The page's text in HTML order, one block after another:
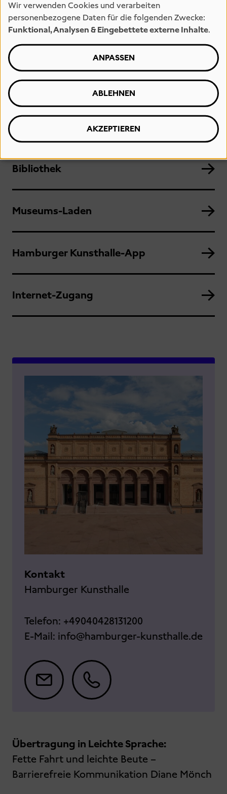
Essen und Trinken
Barriere-Freiheit
Inklusive Angebote
Bibliothek
Museums-Laden
Hamburger Kunsthalle-App
Internet-Zugang
Kontakt
Hamburger Kunsthalle
Telefon: +49040428131200
E-Mail: info@hamburger-kunsthalle.de
Übertragung in Leichte Sprache:
Fette Fahrt und leichte Beute –
Barrierefreie Kommunikation Diane Mönch
Wir verwenden Cookies und verarbeiten
personenbezogene Daten für die folgenden Zwecke:
Funktional, Analysen & Eingebettete externe Inhalte.
ANPASSEN
ABLEHNEN
AKZEPTIEREN